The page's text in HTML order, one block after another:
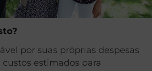
por suas próprias despesas
custos estimados para